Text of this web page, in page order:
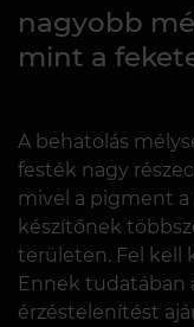
nagyobb
mint a
A behatolás
festék nagy
mivel a pigment
készítőnek
területen. Fel kell
Ennek tudatában
érzéstelenítést